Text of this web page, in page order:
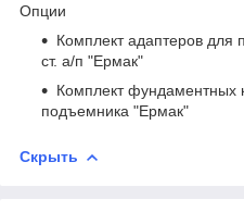
Опции
Комплект адаптеров для
ст. а/п "Ермак"
Комплект фундаментных
подъемника "Ермак"
Скрыть